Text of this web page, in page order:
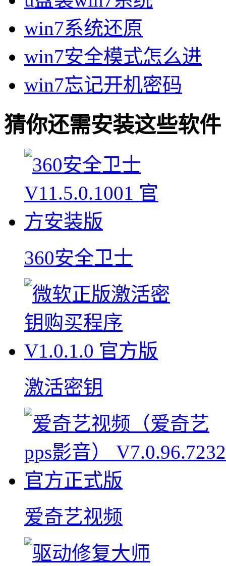
win7系统还原
win7安全模式怎么进
win7忘记开机密码
猜你还需安装这些软件
360安全卫士
激活密钥
爱奇艺视频